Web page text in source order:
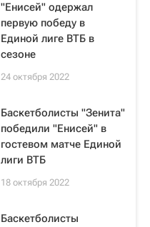
"Енисей" одержал
первую победу в
Единой лиге ВТБ в
сезоне
24 октября 2022
Баскетболисты "Зенита"
победили "Енисей" в
гостевом матче Единой
лиги ВТБ
18 октября 2022
Баскетболисты